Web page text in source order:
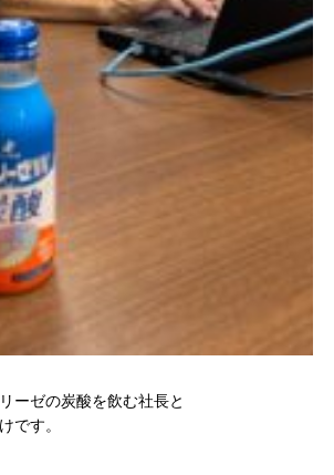
ーゼの炭酸を飲む社長と
です。